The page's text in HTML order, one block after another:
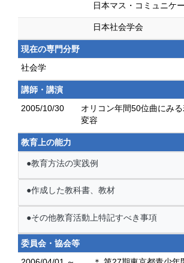
日本マス・コミュニケ
日本社会学会
現在の専門分野
社会学
講師・講演
2005/10/30
オリコン年間50位曲にみ
変容
教育上の能力
●教育方法の実践例
●作成した教科書、教材
●その他教育活動上特記すべき事項
委員会・協会等